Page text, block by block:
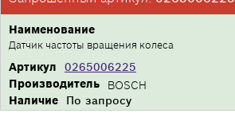
Производитель BOSCH
Артикул 0265006225
Наименование
Датчик частоты вращения колеса
Наличие По запросу